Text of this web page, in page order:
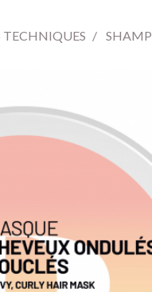
TECHNIQUES